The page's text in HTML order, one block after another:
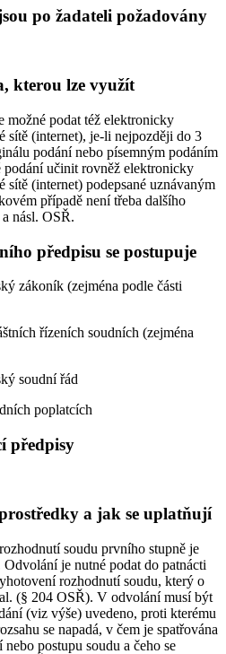
po žadateli požadovány
kterou lze využít
možné podat též elektronicky
sítě (internet), je-li nejpozději do 3
podání nebo písemným podáním
podání učinit rovněž elektronicky
sítě (internet) podepsané uznávaným
případě není třeba dalšího
násl. OSŘ.
předpisu se postupuje
zákoník (zejména podle části
řízeních soudních (zejména
soudní řád
poplatcích
předpisy
a jak se uplatňují
soudu prvního stupně je
je nutné podat do patnácti
rozhodnutí soudu, který o
(§ 204 OSŘ). V odvolání musí být
(viz výše) uvedeno, proti kterému
se napadá, v čem je spatřována
postupu soudu a čeho se